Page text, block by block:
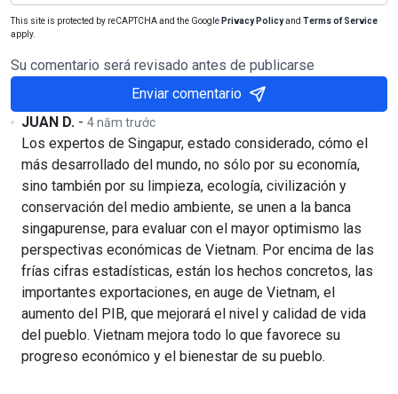
This site is protected by reCAPTCHA and the Google Privacy Policyand Terms of Service
apply.
Su comentario será revisado antes de publicarse
Enviar comentario
JUAN D. - 4 năm trước
Los expertos de Singapur, estado considerado, cómo el
más desarrollado del mundo, no sólo por su economía,
sino también por su limpieza, ecología, civilización y
conservación del medio ambiente, se unen a la banca
singapurense, para evaluar con el mayor optimismo las
perspectivas económicas de Vietnam. Por encima de las
frías cifras estadísticas, están los hechos concretos, las
importantes exportaciones, en auge de Vietnam, el
aumento del PIB, que mejorará el nivel y calidad de vida
del pueblo. Vietnam mejora todo lo que favorece su
progreso económico y el bienestar de su pueblo.